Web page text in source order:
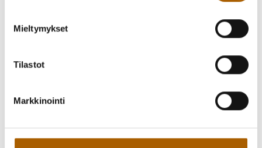
Mieltymykset
Tilastot
Markkinointi
Tiedostot
iltapäivätoiminnan toimintasuunnitelma
.pdf
0,96mt
.pdf